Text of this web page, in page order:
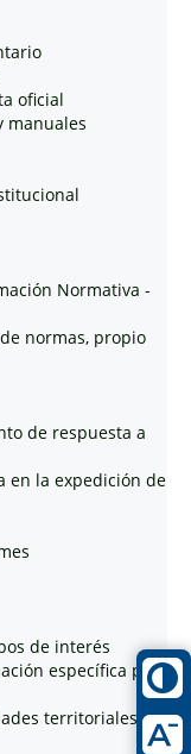
oficial
manuales
Normativa -
normas, propio
de respuesta a
en la expedición de
de interés
específica por
territoriales